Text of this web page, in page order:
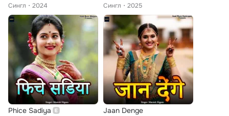
Сингл
2024
Сингл
2025
Phice Sadiya Jaan Denge